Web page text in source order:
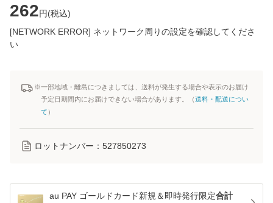
262円(税込)
[NETWORK ERROR] ネットワーク周りの設定を確認してくださ
い
※一部地域・離島につきましては、送料が発生する場合や表示のお届け
予定日期間内にお届けできない場合があります。（送料・配送につい
て ）
ロットナンバー： 527850273
au PAY ゴールドカード新規＆即時発行限定合計